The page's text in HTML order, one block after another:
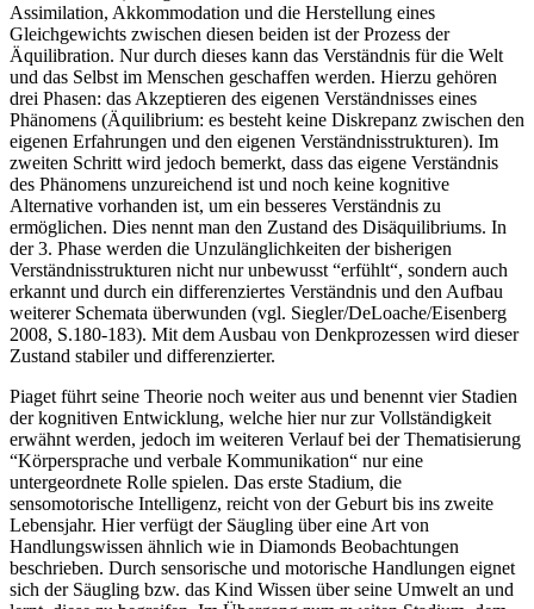
1997, S. 215ff.). Piaget nennt das den Prozess der Kontinuität.
Assimilation, Akkommodation und die Herstellung eines
Gleichgewichts zwischen diesen beiden ist der Prozess der
Äquilibration. Nur durch dieses kann das Verständnis für die Welt
und das Selbst im Menschen geschaffen werden. Hierzu gehören
drei Phasen: das Akzeptieren des eigenen Verständnisses eines
Phänomens (Äquilibrium: es besteht keine Diskrepanz zwischen den
eigenen Erfahrungen und den eigenen Verständnisstrukturen). Im
zweiten Schritt wird jedoch bemerkt, dass das eigene Verständnis
des Phänomens unzureichend ist und noch keine kognitive
Alternative vorhanden ist, um ein besseres Verständnis zu
ermöglichen. Dies nennt man den Zustand des Disäquilibriums. In
der 3. Phase werden die Unzulänglichkeiten der bisherigen
Verständnisstrukturen nicht nur unbewusst “erfühlt“, sondern auch
erkannt und durch ein differenziertes Verständnis und den Aufbau
weiterer Schemata überwunden (vgl. Siegler/DeLoache/Eisenberg
2008, S.180-183). Mit dem Ausbau von Denkprozessen wird dieser
Piaget führt seine Theorie noch weiter aus und benennt vier Stadien
der kognitiven Entwicklung, welche hier nur zur Vollständigkeit
erwähnt werden, jedoch im weiteren Verlauf bei der Thematisierung
“Körpersprache und verbale Kommunikation“ nur eine
untergeordnete Rolle spielen. Das erste Stadium, die
sensomotorische Intelligenz, reicht von der Geburt bis ins zweite
Lebensjahr. Hier verfügt der Säugling über eine Art von
Handlungswissen ähnlich wie in Diamonds Beobachtungen
beschrieben. Durch sensorische und motorische Handlungen eignet